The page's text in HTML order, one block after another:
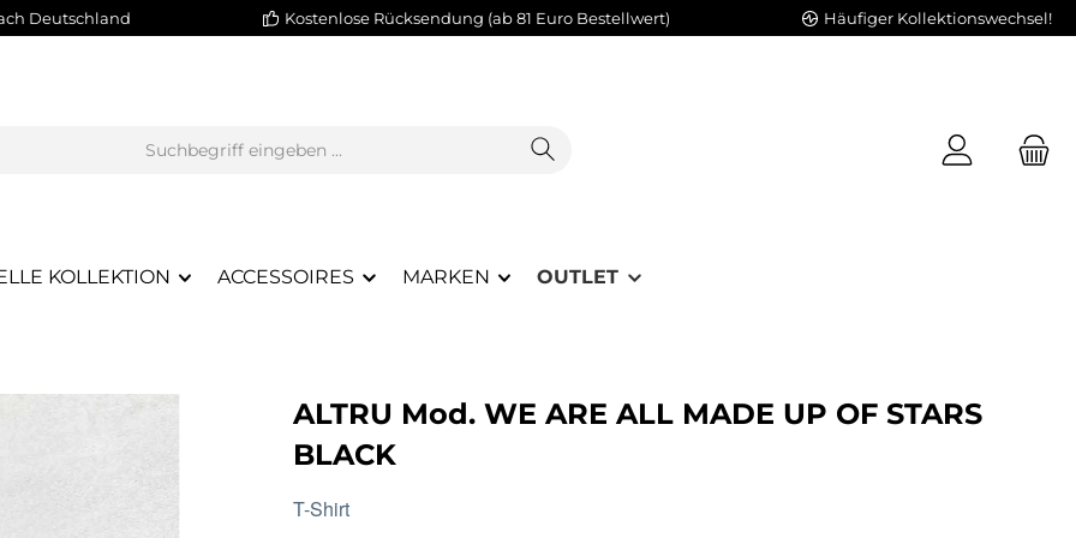
Deutschland Kostenlose Rücksendung (ab 81 Euro Bestellwert) Häufiger Kollektionswechsel!
KOLLEKTION ACCESSOIRES MARKEN OUTLET
ALTRU Mod. WE ARE ALL MADE UP OF STARS
BLACK
T-Shirt